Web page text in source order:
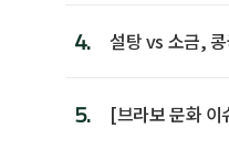
4. 설탕 vs 소금,
5.
[브라보 문화 이